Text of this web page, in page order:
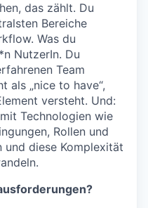
das zählt. Du
Bereiche
Was du
NutzerIn. Du
Team
als „nice to have“,
versteht. Und:
Technologien wie
Rollen und
und diese Komplexität